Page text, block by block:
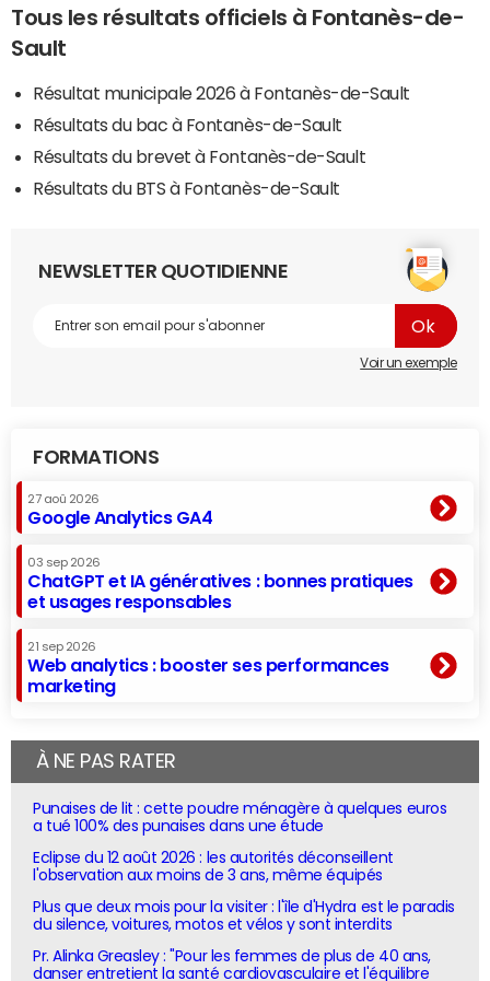
Tous les résultats officiels à Fontanès-de-
Sault
Résultat municipale 2026 à Fontanès-de-Sault
Résultats du bac à Fontanès-de-Sault
Résultats du brevet à Fontanès-de-Sault
Résultats du BTS à Fontanès-de-Sault
NEWSLETTER QUOTIDIENNE
Voir un exemple
FORMATIONS
27 aoû 2026
Google Analytics GA4
03 sep 2026
ChatGPT et IA génératives : bonnes pratiques
et usages responsables
21 sep 2026
Web analytics : booster ses performances
marketing
À NE PAS RATER
Punaises de lit : cette poudre ménagère à quelques euros
a tué 100% des punaises dans une étude
Eclipse du 12 août 2026 : les autorités déconseillent
l'observation aux moins de 3 ans, même équipés
Plus que deux mois pour la visiter : l'île d'Hydra est le paradis
du silence, voitures, motos et vélos y sont interdits
Pr. Alinka Greasley : "Pour les femmes de plus de 40 ans,
danser entretient la santé cardiovasculaire et l'équilibre